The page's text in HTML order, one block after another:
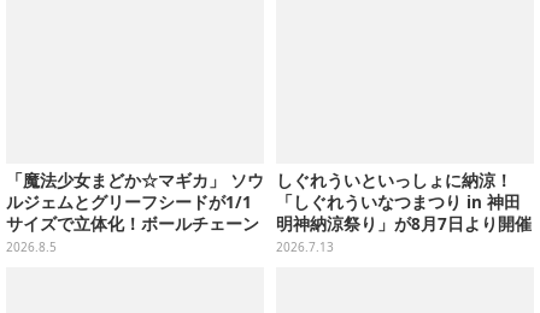
「魔法少女まどか☆マギカ」 ソウ
ルジェムとグリーフシードが1/1
サイズで立体化！ボールチェーン
を外せばフィギュアとして飾れる
2026.8.5
しぐれういといっしょに納涼！
「しぐれういなつまつり in 神田
明神納涼祭り」が8月7日より開催
決定
2026.7.13